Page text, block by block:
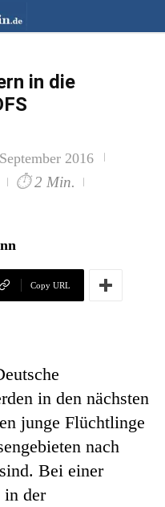
in die
2016
⏱ 2 Min.
Copy URL
in den nächsten
junge Flüchtlinge
nach
Bei einer
in der